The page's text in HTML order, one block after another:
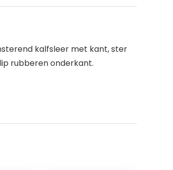
kalfsleer met kant, ster
rubberen onderkant.